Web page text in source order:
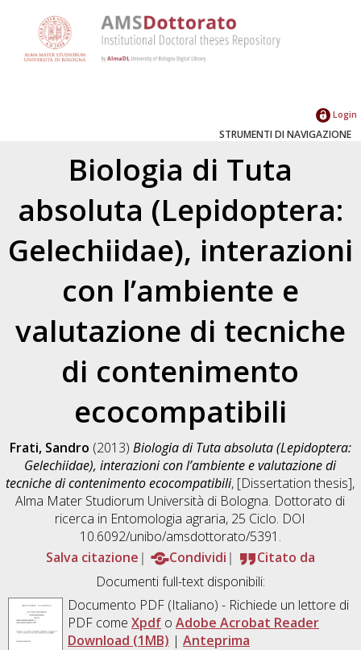
Login
STRUMENTI DI NAVIGAZIONE
Biologia di Tuta
absoluta (Lepidoptera:
Gelechiidae), interazioni
con l’ambiente e
valutazione di tecniche
di contenimento
ecocompatibili
Frati, Sandro (2013) Biologia di Tuta absoluta (Lepidoptera:
Gelechiidae), interazioni con l’ambiente e valutazione di
tecniche di contenimento ecocompatibili, [Dissertation thesis],
Alma Mater Studiorum Università di Bologna. Dottorato di
ricerca in Entomologia agraria, 25 Ciclo. DOI
10.6092/unibo/amsdottorato/5391.
Salva citazione
Condividi
Citato da
Documenti full-text disponibili:
Documento PDF(Italiano) - Richiede un lettore di
PDF come Xpdfo Adobe Acrobat Reader
Download (1MB) | Anteprima